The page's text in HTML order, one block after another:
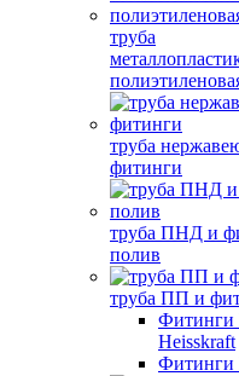
труба
труба
фитинги
труба ПНД и
полив
труба ПП и
Heisskraft
Фитинги